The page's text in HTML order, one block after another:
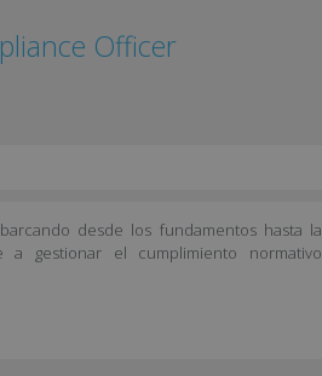
Officer
desde los fundamentos hasta la
a gestionar el cumplimiento normativo